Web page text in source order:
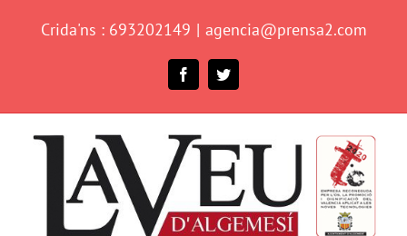
Crida'ns : 693202149 | agencia@prensa2.com
FacebookTwitter